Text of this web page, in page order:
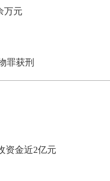
万元
罪获刑
资金近2亿元